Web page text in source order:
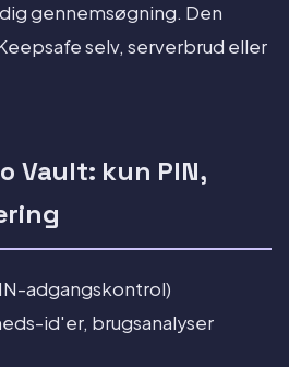
gennemsøgning. Den
selv, serverbrud eller
Vault: kun PIN,
adgangskontrol)
id'er, brugsanalyser